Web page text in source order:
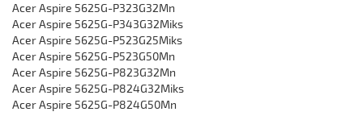
Acer Aspire 5625G-P323G32Mn
Acer Aspire 5625G-P343G32Miks
Acer Aspire 5625G-P523G25Miks
Acer Aspire 5625G-P523G50Mn
Acer Aspire 5625G-P823G32Mn
Acer Aspire 5625G-P824G32Miks
Acer Aspire 5625G-P824G50Mn